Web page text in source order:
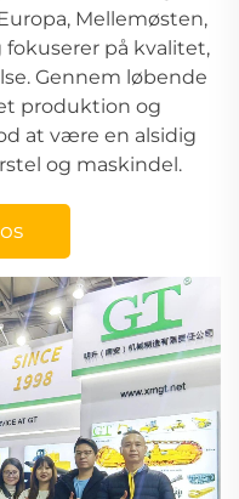
Mellemøsten,
fokuserer på kvalitet,
Gennem løbende
produktion og
at være en alsidig
og maskindel.